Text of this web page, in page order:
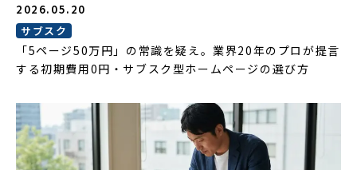
2026.05.20
サブスク
「5ページ50万円」の常識を疑え。業界20年のプロが提言
する初期費用0円・サブスク型ホームページの選び方